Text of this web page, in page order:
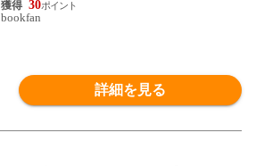
30
bookfan
詳細を見る